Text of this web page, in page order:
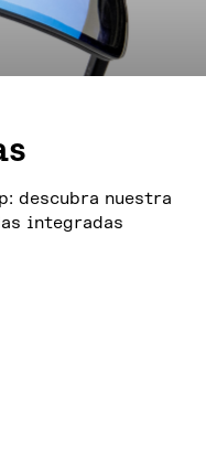
descubra nuestra
integradas